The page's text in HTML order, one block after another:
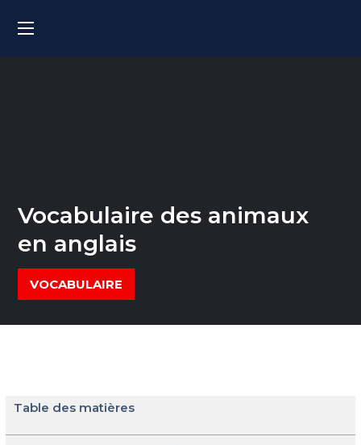
Vocabulaire des animaux
en anglais
VOCABULAIRE
Table des matières